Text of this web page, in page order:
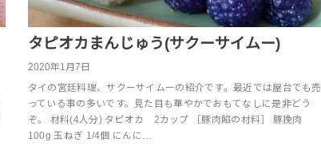
タピオカまんじゅう(サクーサイムー)
2020年1月7日
タイの宮廷料理、サクーサイムーの紹介です。最近では屋台でも売
っている事の多いです。見た目も華やかでおもてなしに是非どう
ぞ。 材料(4人分) タピオカ 2カップ ［豚肉餡の材料］ 豚挽肉
100g 玉ねぎ 1/4個 にんに…